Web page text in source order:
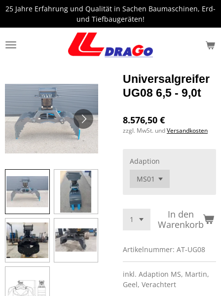
Zum
springen
25 Jahre Erfahrung und Qualität in Sachen Baumaschinen, Erd-
und Tiefbaugeräten!
Universalgreifer
UG08 6,5 - 9,0t
8.576,50 €
zzgl. MwSt. und Versandkosten
Adaption
In den
Warenkorb
Artikelnummer: AT-UG08
inkl. Adaption MS, Martin,
Geel, Verachtert